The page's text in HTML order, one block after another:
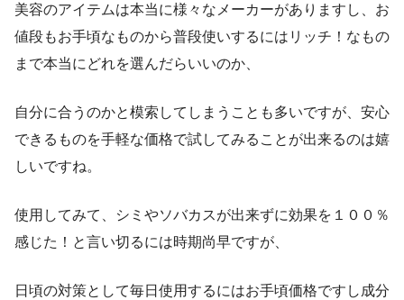
美容のアイテムは本当に様々なメーカーがありますし、お
値段もお手頃なものから普段使いするにはリッチ！なもの
まで本当にどれを選んだらいいのか、
自分に合うのかと模索してしまうことも多いですが、安心
できるものを手軽な価格で試してみることが出来るのは嬉
しいですね。
使用してみて、シミやソバカスが出来ずに効果を１００％
感じた！と言い切るには時期尚早ですが、
日頃の対策として毎日使用するにはお手頃価格ですし成分